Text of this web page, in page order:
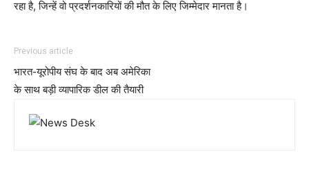
रहा है, जिन्हें वो प्रदर्शनकारियों की मौत के लिए जिम्मेदार मानता है।
Previous article
भारत-यूरोपीय संघ के बाद अब अमेरिका
के साथ बड़ी व्यापारिक डील की तैयारी